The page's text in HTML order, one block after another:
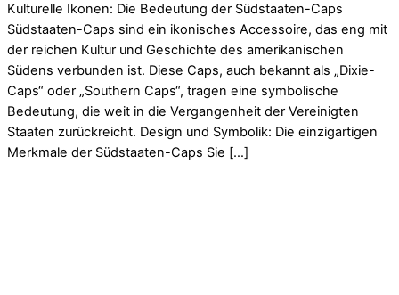
Kulturelle Ikonen: Die Bedeutung der Südstaaten-Caps
Südstaaten-Caps sind ein ikonisches Accessoire, das eng mit
der reichen Kultur und Geschichte des amerikanischen
Südens verbunden ist. Diese Caps, auch bekannt als „Dixie-
Caps“ oder „Southern Caps“, tragen eine symbolische
Bedeutung, die weit in die Vergangenheit der Vereinigten
Staaten zurückreicht. Design und Symbolik: Die einzigartigen
Merkmale der Südstaaten-Caps Sie […]